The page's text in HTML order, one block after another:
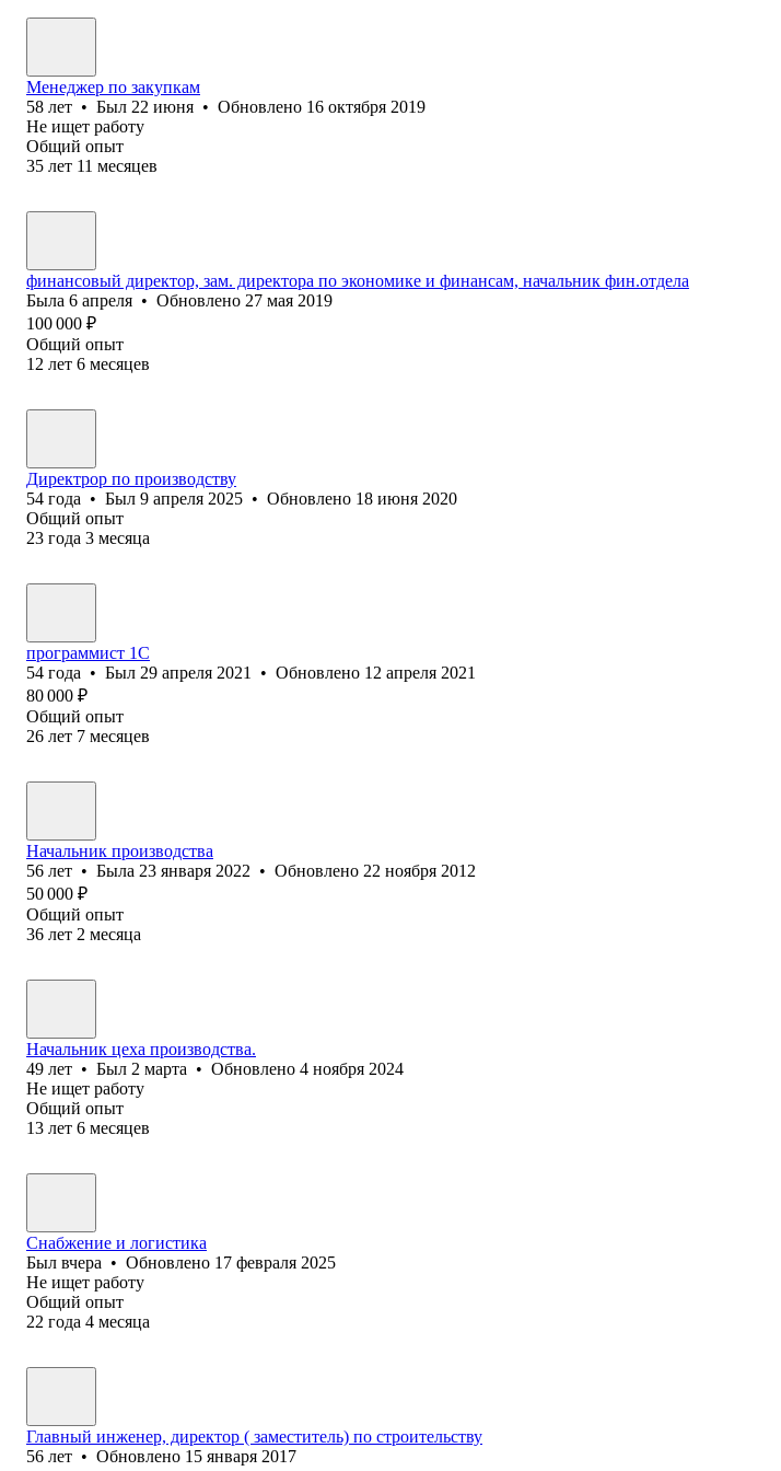
Менеджер по закупкам
58 лет • Был 22 июня • Обновлено 16 октября 2019
Не ищет работу
Общий опыт
35 лет 11 месяцев
финансовый директор, зам. директора по экономике и финансам, начальник фин.отдела
Была 6 апреля • Обновлено 27 мая 2019
100 000 ₽
Общий опыт
12 лет 6 месяцев
Директрор по производству
54 года • Был 9 апреля 2025 • Обновлено 18 июня 2020
Общий опыт
23 года 3 месяца
программист 1С
54 года • Был 29 апреля 2021 • Обновлено 12 апреля 2021
80 000 ₽
Общий опыт
26 лет 7 месяцев
Начальник производства
56 лет • Была 23 января 2022 • Обновлено 22 ноября 2012
50 000 ₽
Общий опыт
36 лет 2 месяца
Начальник цеха производства.
49 лет • Был 2 марта • Обновлено 4 ноября 2024
Не ищет работу
Общий опыт
13 лет 6 месяцев
Снабжение и логистика
Был вчера • Обновлено 17 февраля 2025
Не ищет работу
Общий опыт
22 года 4 месяца
Главный инженер, директор ( заместитель) по строительству
56 лет • Обновлено 15 января 2017